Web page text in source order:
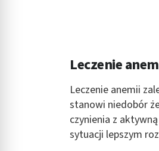
Leczenie
Leczenie anemii
stanowi niedobór
czynienia z
sytuacji lepszym